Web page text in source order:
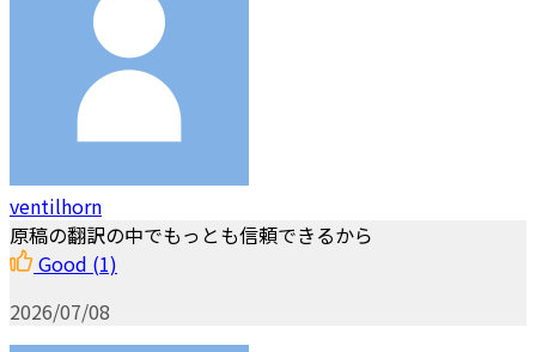
ventilhorn
原稿の翻訳の中でもっとも信頼できるから
Good (1)
2026/07/08